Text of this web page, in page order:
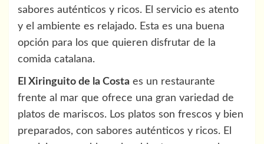
sabores auténticos y ricos. El servicio es atento
y el ambiente es relajado. Esta es una buena
opción para los que quieren disfrutar de la
comida catalana.
El Xiringuito de la Costa es un restaurante
frente al mar que ofrece una gran variedad de
platos de mariscos. Los platos son frescos y bien
preparados, con sabores auténticos y ricos. El